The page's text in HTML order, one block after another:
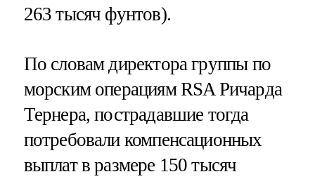
263 тысяч фунтов).
По словам директора группы по
морским операциям RSA Ричарда
Тернера, пострадавшие тогда
потребовали компенсационных
выплат в размере 150 тысяч